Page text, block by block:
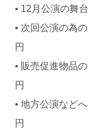
• 12月公演の
• 次回公演
円
• 販売促進物品
円
• 地方公演な
円